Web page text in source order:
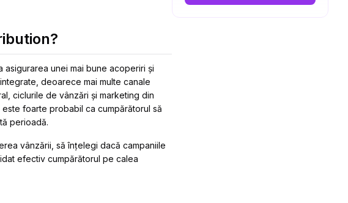
unei mai bune acoperiri și
deoarece mai multe canale
ciclurile de vânzări și marketing din
foarte probabil ca cumpărătorul să
perioadă.
vânzării, să înțelegi dacă campaniile
efectiv cumpărătorul pe calea